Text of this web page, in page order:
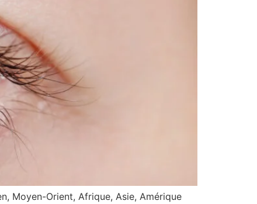
Moyen-Orient, Afrique, Asie, Amérique